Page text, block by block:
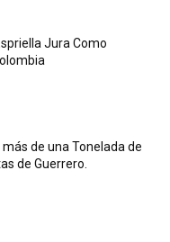
Jura Como
de una Tonelada de
de Guerrero.